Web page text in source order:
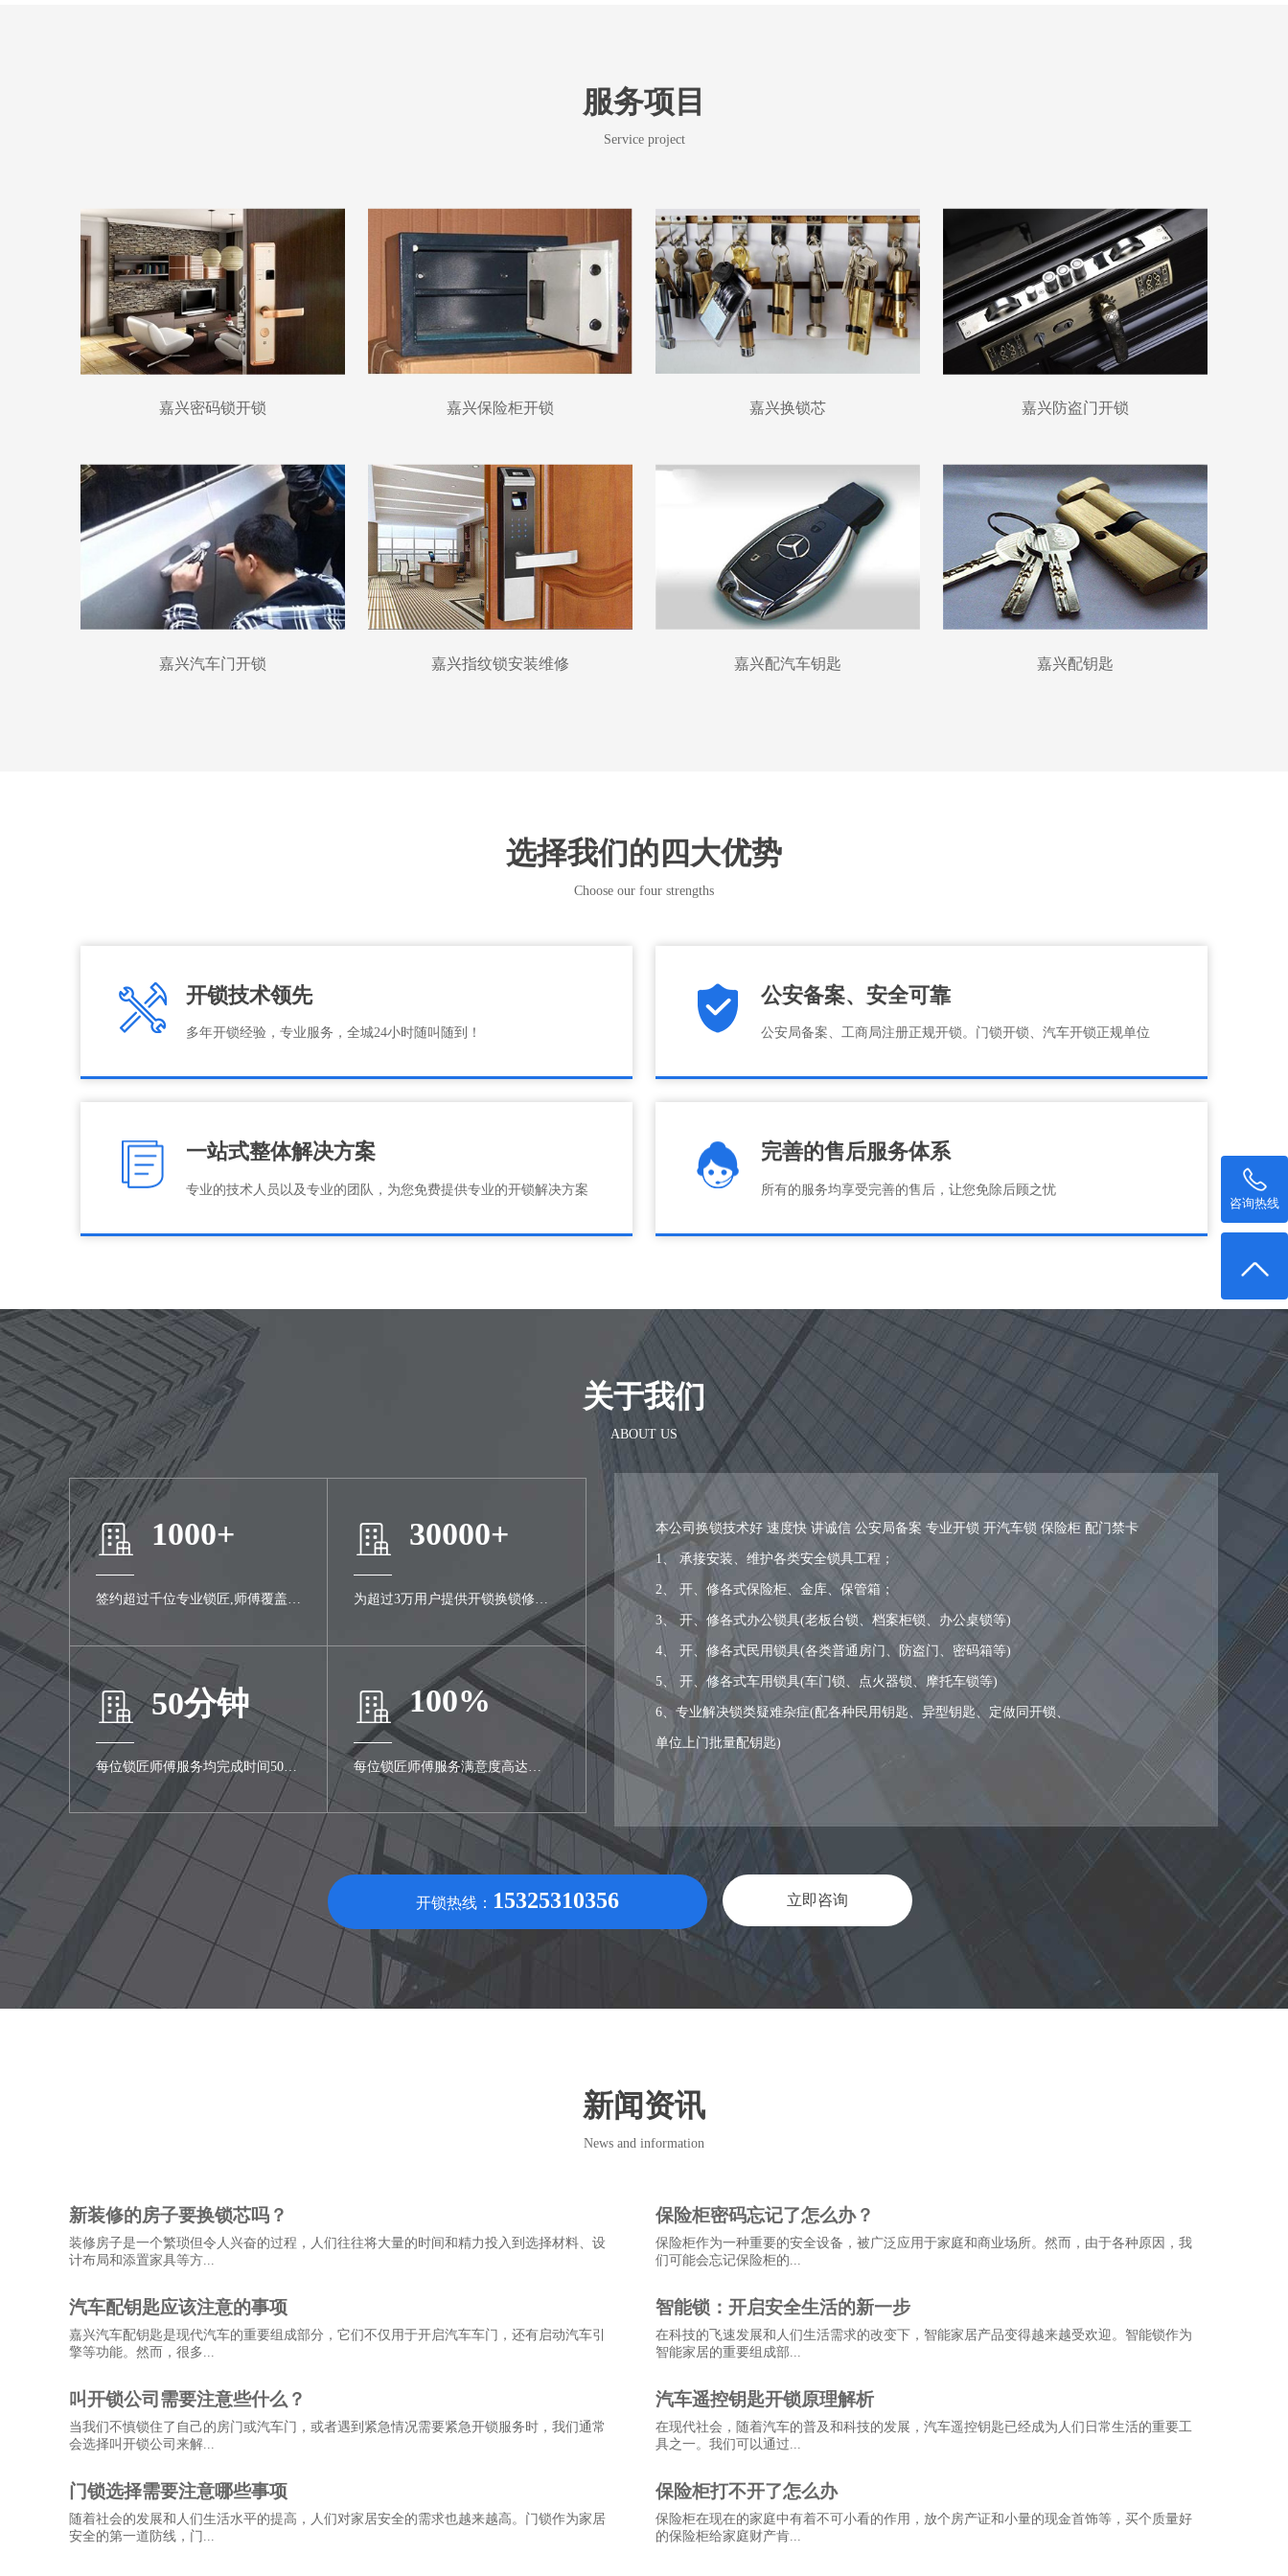
服务项目
Service project
嘉兴密码锁开锁 嘉兴保险柜开锁 嘉兴换锁芯 嘉兴防盗门开锁
嘉兴汽车门开锁 嘉兴指纹锁安装维修 嘉兴配汽车钥匙 嘉兴配钥匙
选择我们的四大优势
Choose our four strengths
开锁技术领先
多年开锁经验，专业服务，全城24小时随叫随到！
公安备案、安全可靠
公安局备案、工商局注册正规开锁。门锁开锁、汽车开锁正规单位
一站式整体解决方案
专业的技术人员以及专业的团队，为您免费提供专业的开锁解决方案
完善的售后服务体系
所有的服务均享受完善的售后，让您免除后顾之忧
关于我们
ABOUT US
1000+
签约超过千位专业锁匠,师傅覆盖全
30000+
为超过3万用户提供开锁换锁修锁
50分钟
每位锁匠师傅服务均完成时间50分
钟
100%
每位锁匠师傅服务满意度高达
100%
本公司换锁技术好 速度快 讲诚信 公安局备案 专业开锁 开汽车锁 保险柜 配门禁卡
1、 承接安装、维护各类安全锁具工程；
2、 开、修各式保险柜、金库、保管箱；
3、 开、修各式办公锁具(老板台锁、档案柜锁、办公桌锁等)
4、 开、修各式民用锁具(各类普通房门、防盗门、密码箱等)
5、 开、修各式车用锁具(车门锁、点火器锁、摩托车锁等)
6、专业解决锁类疑难杂症(配各种民用钥匙、异型钥匙、定做同开锁、
单位上门批量配钥匙)
开锁热线： 15325310356 立即咨询
新闻资讯
News and information
新装修的房子要换锁芯吗？
装修房子是一个繁琐但令人兴奋的过程，人们往往将大量的时间和精力投入到选择材料、设
计布局和添置家具等方...
保险柜密码忘记了怎么办？
保险柜作为一种重要的安全设备，被广泛应用于家庭和商业场所。然而，由于各种原因，我
们可能会忘记保险柜的...
汽车配钥匙应该注意的事项
嘉兴汽车配钥匙是现代汽车的重要组成部分，它们不仅用于开启汽车车门，还有启动汽车引
擎等功能。然而，很多...
智能锁：开启安全生活的新一步
在科技的飞速发展和人们生活需求的改变下，智能家居产品变得越来越受欢迎。智能锁作为
智能家居的重要组成部...
叫开锁公司需要注意些什么？
当我们不慎锁住了自己的房门或汽车门，或者遇到紧急情况需要紧急开锁服务时，我们通常
会选择叫开锁公司来解...
汽车遥控钥匙开锁原理解析
在现代社会，随着汽车的普及和科技的发展，汽车遥控钥匙已经成为人们日常生活的重要工
具之一。我们可以通过...
门锁选择需要注意哪些事项
随着社会的发展和人们生活水平的提高，人们对家居安全的需求也越来越高。门锁作为家居
安全的第一道防线，门...
保险柜打不开了怎么办
保险柜在现在的家庭中有着不可小看的作用，放个房产证和小量的现金首饰等，买个质量好
的保险柜给家庭财产肯...
咨询热线